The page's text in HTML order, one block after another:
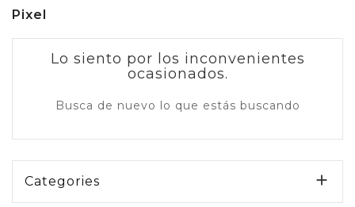
Pixel
Lo siento por los inconvenientes
ocasionados.
Busca de nuevo lo que estás buscando
Categories 